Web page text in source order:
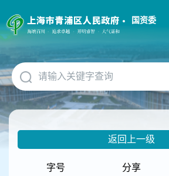
障
碍
作
说
明
跳
到
网
国资委
返回上一级
字号
分享